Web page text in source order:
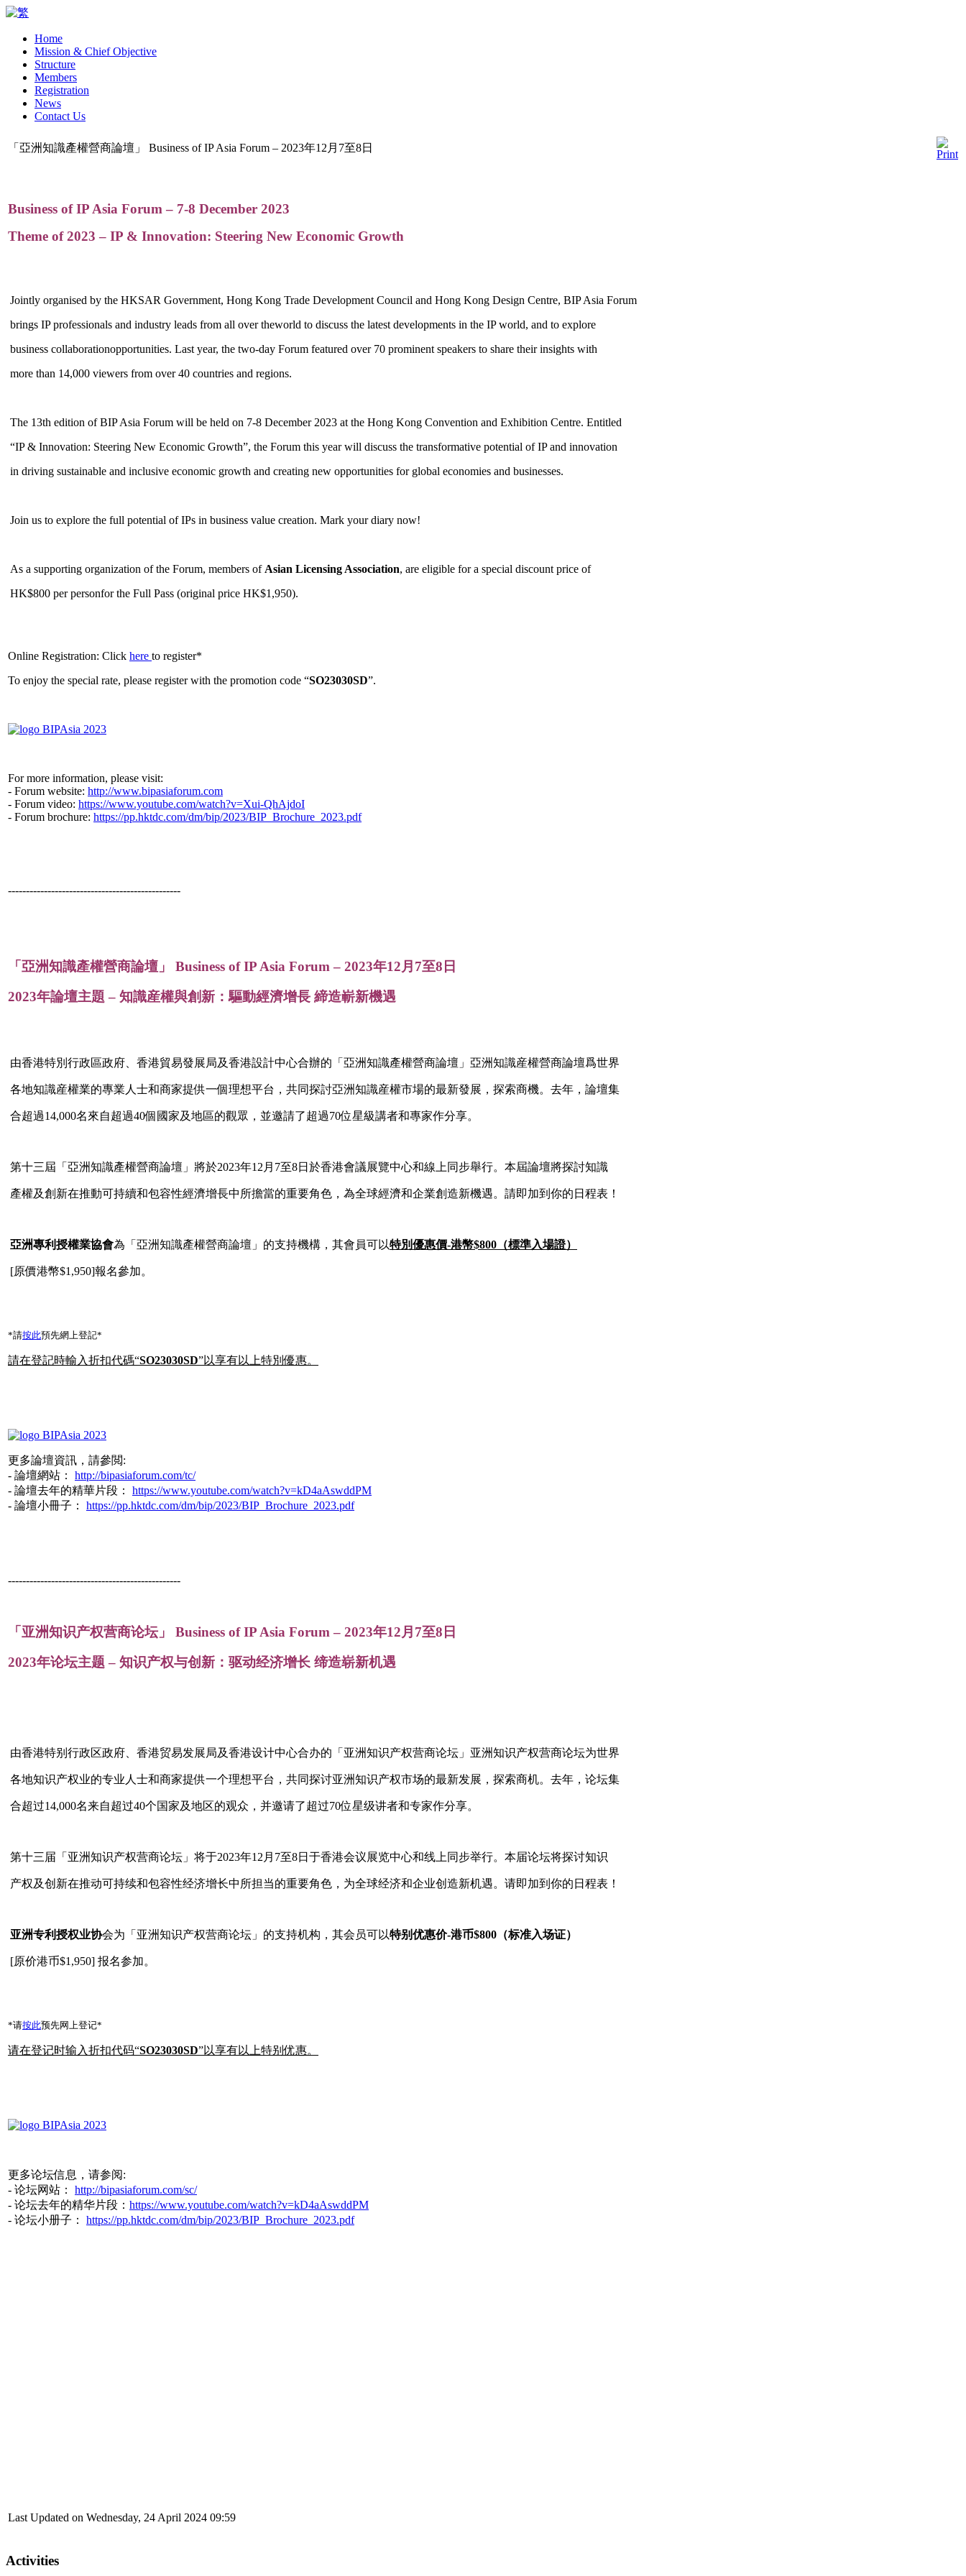
Home
Mission & Chief Objective
Structure
Members
Registration
News
Contact Us
「亞洲知識產權營商論壇」 Business of IP Asia Forum – 2023年12月7至8日
Business of IP Asia Forum – 7-8 December 2023
Theme of 2023 – IP & Innovation: Steering New Economic Growth
Jointly organised by the HKSAR Government, Hong Kong Trade Development Council and Hong Kong Design Centre, BIP Asia Forum
brings IP professionals and industry leads from all over theworld to discuss the latest developments in the IP world, and to explore
business collaborationopportunities. Last year, the two-day Forum featured over 70 prominent speakers to share their insights with
more than 14,000 viewers from over 40 countries and regions.
The 13th edition of BIP Asia Forum will be held on 7-8 December 2023 at the Hong Kong Convention and Exhibition Centre. Entitled
“IP & Innovation: Steering New Economic Growth”, the Forum this year will discuss the transformative potential of IP and innovation
in driving sustainable and inclusive economic growth and creating new opportunities for global economies and businesses.
Join us to explore the full potential of IPs in business value creation. Mark your diary now!
As a supporting organization of the Forum, members of Asian Licensing Association, are eligible for a special discount price of
HK$800 per personfor the Full Pass (original price HK$1,950).
Online Registration: Click here to register*
To enjoy the special rate, please register with the promotion code “SO23030SD”.
For more information, please visit:
- Forum website: http://www.bipasiaforum.com
- Forum video: https://www.youtube.com/watch?v=Xui-QhAjdoI
- Forum brochure: https://pp.hktdc.com/dm/bip/2023/BIP_Brochure_2023.pdf
------------------------------------------------
「亞洲知識產權營商論壇」 Business of IP Asia Forum – 2023年12月7至8日
2023年論壇主題 – 知識産權與創新：驅動經濟增長 締造嶄新機遇
由香港特別行政區政府、香港貿易發展局及香港設計中心合辦的「亞洲知識產權營商論壇」亞洲知識産權營商論壇爲世界
各地知識産權業的專業人士和商家提供一個理想平台，共同探討亞洲知識産權市場的最新發展，探索商機。去年，論壇集
合超過14,000名來自超過40個國家及地區的觀眾，並邀請了超過70位星級講者和專家作分享。
第十三屆「亞洲知識產權營商論壇」將於2023年12月7至8日於香港會議展覽中心和線上同步舉行。本屆論壇將探討知識
產權及創新在推動可持續和包容性經濟增長中所擔當的重要角色，為全球經濟和企業創造新機遇。請即加到你的日程表！
亞洲專利授權業協會為「亞洲知識產權營商論壇」的支持機構，其會員可以特別優惠價-港幣$800（標準入場證）
[原價港幣$1,950]報名參加。
*請按此預先網上登記*
請在登記時輸入折扣代碼“SO23030SD”以享有以上特別優惠。
更多論壇資訊，請參閲:
- 論壇網站： http://bipasiaforum.com/tc/
- 論壇去年的精華片段： https://www.youtube.com/watch?v=kD4aAswddPM
- 論壇小冊子： https://pp.hktdc.com/dm/bip/2023/BIP_Brochure_2023.pdf
------------------------------------------------
「亚洲知识产权营商论坛」 Business of IP Asia Forum – 2023年12月7至8日
2023年论坛主题 – 知识产权与创新：驱动经济增长 缔造崭新机遇
由香港特别行政区政府、香港贸易发展局及香港设计中心合办的「亚洲知识产权营商论坛」亚洲知识产权营商论坛为世界
各地知识产权业的专业人士和商家提供一个理想平台，共同探讨亚洲知识产权市场的最新发展，探索商机。去年，论坛集
合超过14,000名来自超过40个国家及地区的观众，并邀请了超过70位星级讲者和专家作分享。
第十三届「亚洲知识产权营商论坛」将于2023年12月7至8日于香港会议展览中心和线上同步举行。本届论坛将探讨知识
产权及创新在推动可持续和包容性经济增长中所担当的重要角色，为全球经济和企业创造新机遇。请即加到你的日程表！
亚洲专利授权业协会为「亚洲知识产权营商论坛」的支持机构，其会员可以特别优惠价-港币$800（标准入场证）
[原价港币$1,950] 报名参加。
*请按此预先网上登记*
请在登记时输入折扣代码“SO23030SD”以享有以上特别优惠。
更多论坛信息，请参阅:
- 论坛网站： http://bipasiaforum.com/sc/
- 论坛去年的精华片段： https://www.youtube.com/watch?v=kD4aAswddPM
- 论坛小册子： https://pp.hktdc.com/dm/bip/2023/BIP_Brochure_2023.pdf
Last Updated on Wednesday, 24 April 2024 09:59
Activities